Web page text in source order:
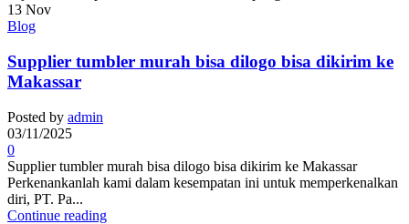
13 Nov
Blog
Supplier tumbler murah bisa dilogo bisa dikirim ke
Makassar
Posted by admin
03/11/2025
0
Supplier tumbler murah bisa dilogo bisa dikirim ke Makassar
Perkenankanlah kami dalam kesempatan ini untuk memperkenalkan
diri, PT. Pa...
Continue reading